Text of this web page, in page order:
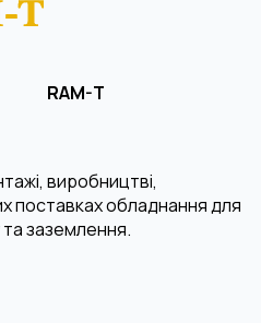
RAM-T
виробництві,
поставках обладнання для
заземлення.